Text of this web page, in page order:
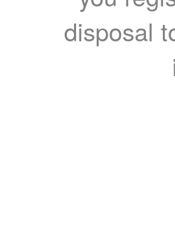
disposal